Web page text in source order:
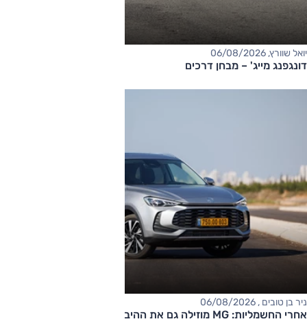
יואל שוורץ, 06/08/2026
דונגפנג מייג' – מבחן דרכים
ניר בן טובים , 06/08/2026
אחרי החשמליות: MG מוזילה גם את ההיברידיות